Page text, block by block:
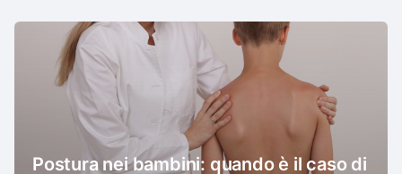
Postura nei bambini: quando è il caso di